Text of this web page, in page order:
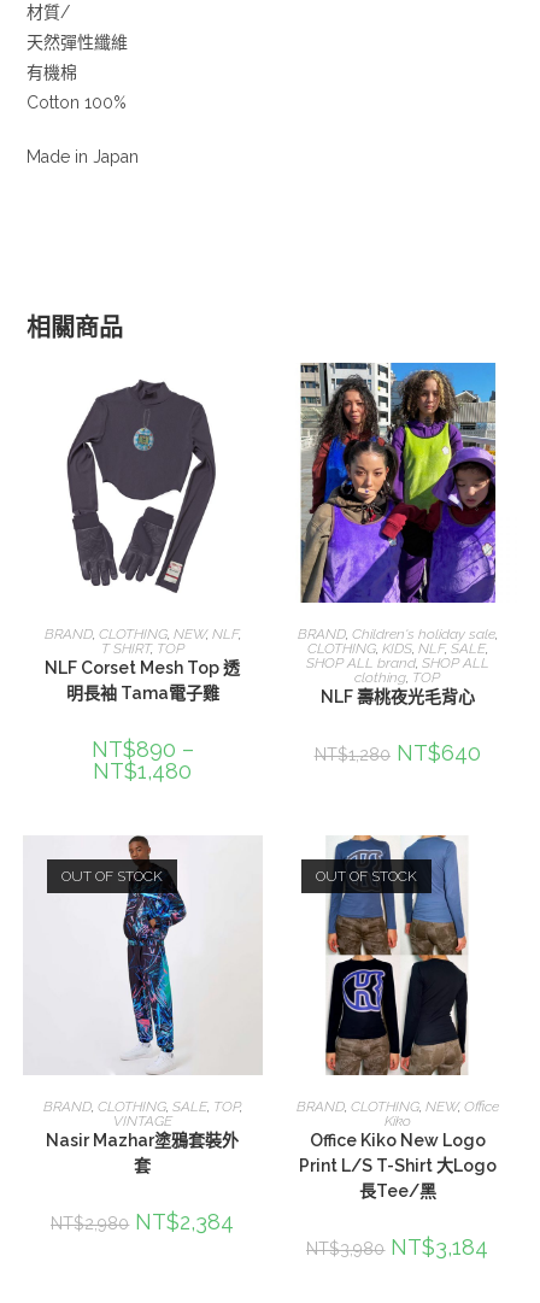
材質/
天然彈性纖維
有機棉
Cotton 100%
Made in Japan
相關商品
選擇規格
BRAND, CLOTHING, NEW, NLF,
T SHIRT, TOP
NLF Corset Mesh Top 透
明長袖 Tama電子雞
NT$890 –
NT$1,480
選擇規格
BRAND, Children's holiday sale,
CLOTHING, KIDS, NLF, SALE,
SHOP ALL brand, SHOP ALL
clothing TOP
NLF 壽桃夜光毛背心
NT$1,280 NT$640
OUT OF STOCK
查看內容
BRAND, CLOTHING, SALE, TOP,
VINTAGE
Nasir Mazhar塗鴉套裝外
套
NT$2,980 NT$2,384
OUT OF STOCK
選擇規格
BRAND, CLOTHING, NEW, Office
Kiko
Office Kiko New Logo
Print L/S T-Shirt 大Logo
長Tee/黑
NT$3,980 NT$3,184